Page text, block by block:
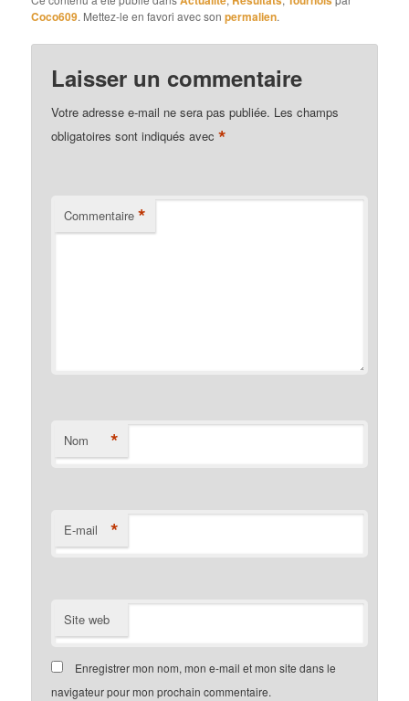
Coco609. Mettez-le en favori avec sonpermalien.
Laisser un commentaire
Votre adresse e-mail ne sera pas publiée. Les champs
obligatoires sont indiqués avec*
Commentaire *
Nom *
E-mail *
Site web
Enregistrer mon nom, mon e-mail et mon site dans le
navigateur pour mon prochain commentaire.